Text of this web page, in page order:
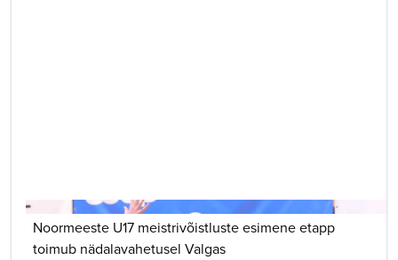
Noormeeste U17 meistrivõistluste esimene etapp
toimub nädalavahetusel Valgas